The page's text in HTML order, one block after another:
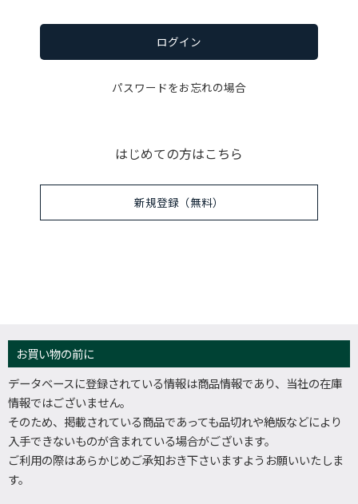
ログイン
パスワードをお忘れの場合
はじめての方はこちら
新規登録（無料）
お買い物の前に
データベースに登録されている情報は商品情報であり、当社の在庫
情報ではございません。
そのため、掲載されている商品であっても品切れや絶版などにより
入手できないものが含まれている場合がございます。
ご利用の際はあらかじめご承知おき下さいますようお願いいたしま
す。